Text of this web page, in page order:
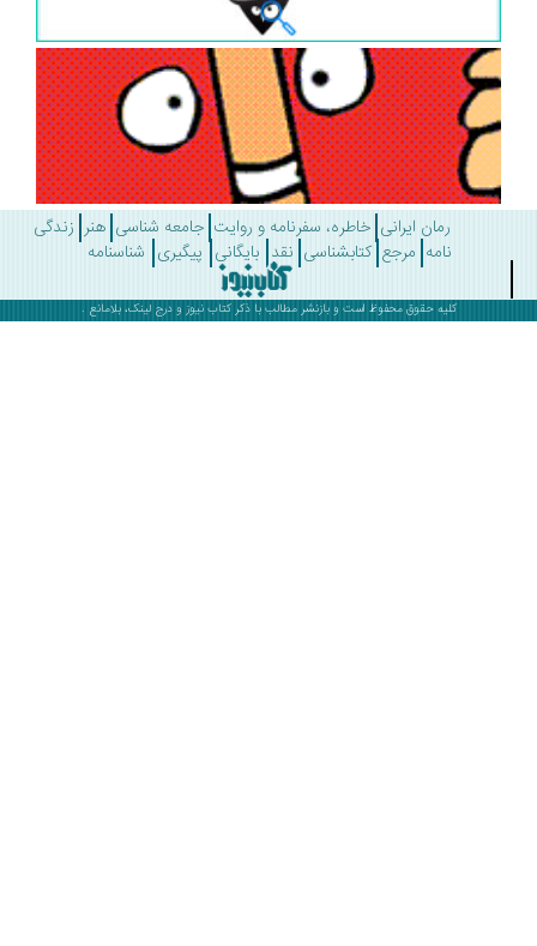
رمان ایرانی خاطره، سفرنامه و روایت جامعه شناسی هنر زندگی
مرجع کتابشناسی نقد بایگانی پیگیری شناسنامه
کلیه حقوق محفوظ است و بازنشر مطالب با ذکرکتاب نیوز و درج لینک، بلامانع .